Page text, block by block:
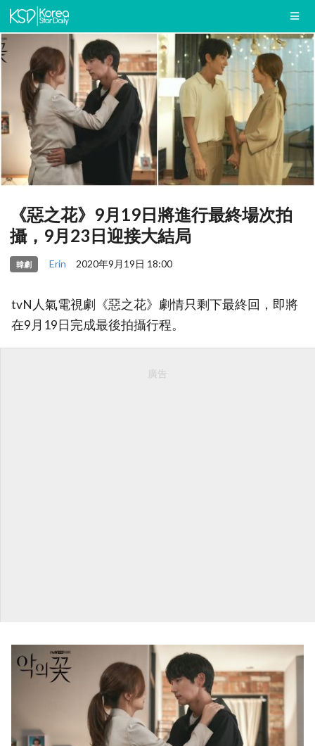
《惡之花》9月19日將進行最終場次拍
攝，9月23日迎接大結局
韓劇 Erin 2020年9月19日 18:00
tvN人氣電視劇《惡之花》劇情只剩下最終回，即將
在9月19日完成最後拍攝行程。
廣告